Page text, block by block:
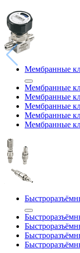
Мембранные
Мембранные
Мембранные
Мембранные
Мембранные
Мембранные